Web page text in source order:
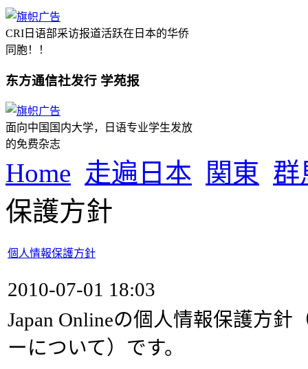
CRI日语部采访报道活跃在日本的华侨
同胞！！
东方通信社发行 学苑报
面向中国国内大学，日语专业学生发放
的免费杂志
Home 走遍日本 関東 群
保護方針
個人情報保護方針
2010-07-01 18:03
Japan Onlineの個人情報保護方針
ーについて）です。